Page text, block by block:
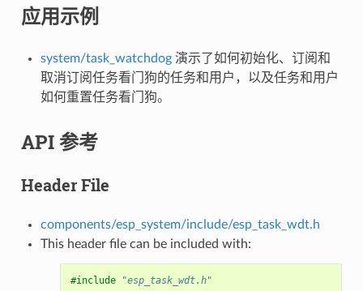
应用示例
system/task_watchdog演示了如何初始化、订阅和
取消订阅任务看门狗的任务和用户，以及任务和用户
如何重置任务看门狗。
API 参考
Header File
components/esp_system/include/esp_task_wdt.h
This header file can be included with:
#include "esp_task_wdt.h"